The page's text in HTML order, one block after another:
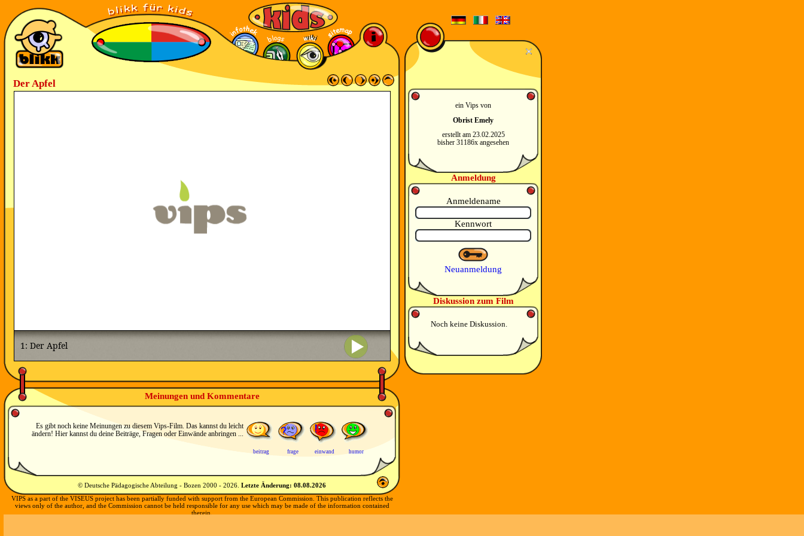
Der Apfel
Meinungen und Kommentare
Es gibt noch keine Meinungen zu diesem Vips-Film. Das kannst du leicht
ändern! Hier kannst du deine Beiträge, Fragen oder Einwände anbringen ...
beitrag frage einwand humor
© Deutsche Pädagogische Abteilung - Bozen 2000 - 2026 Letzte Änderung: 08.08.2026
VIPS as a part of the VISEUS project has been partially funded with support from the European Commission. This publication reflects the
views only of the author, and the Commission cannot be held responsible for any use which may be made of the information contained
therein.
ein Vips von
Obrist Emely
erstellt am 23.02.2025
bisher 31186x angesehen
Anmeldung
Anmeldename
Kennwort
Neuanmeldung
Diskussion zum Film
Noch keine Diskussion.